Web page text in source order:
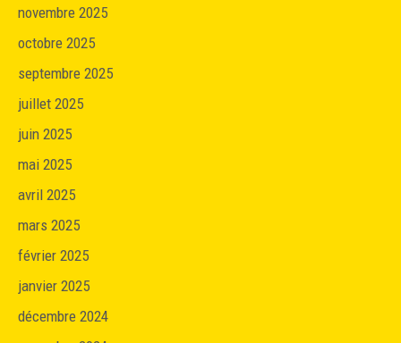
novembre 2025
octobre 2025
septembre 2025
juillet 2025
juin 2025
mai 2025
avril 2025
mars 2025
février 2025
janvier 2025
décembre 2024